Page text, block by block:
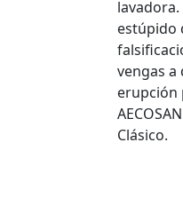
estúpido
vengas a
erupción
Clásico.